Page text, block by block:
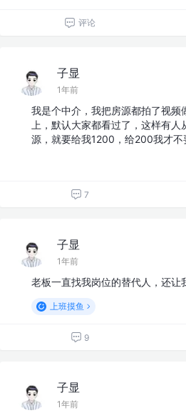
评论
子显
1年前
我是个中介，我把房源都拍了视频
上，默认大家都看过了，这样有
源，就要给我1200，给200我才不
7
子显
1年前
老板一直找我岗位的替代人，还让
上班摸鱼
9
子显
1年前